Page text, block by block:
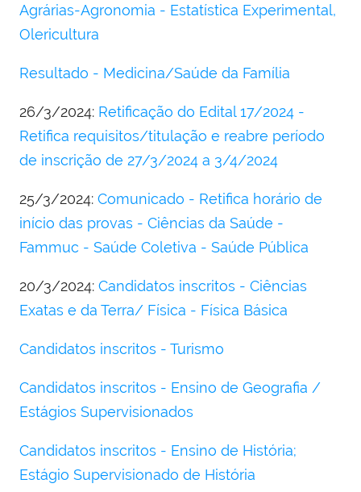
Agrárias-Agronomia - Estatística Experimental,
Olericultura
Resultado - Medicina/Saúde da Família
26/3/2024: Retificação do Edital 17/2024 -
Retifica requisitos/titulação e reabre período
de inscrição de 27/3/2024 a 3/4/2024
25/3/2024: Comunicado - Retifica horário de
início das provas - Ciências da Saúde -
Fammuc - Saúde Coletiva - Saúde Pública
20/3/2024: Candidatos inscritos - Ciências
Exatas e da Terra/ Física - Física Básica
Candidatos inscritos - Turismo
Candidatos inscritos - Ensino de Geografia /
Estágios Supervisionados
Candidatos inscritos - Ensino de História;
Estágio Supervisionado de História